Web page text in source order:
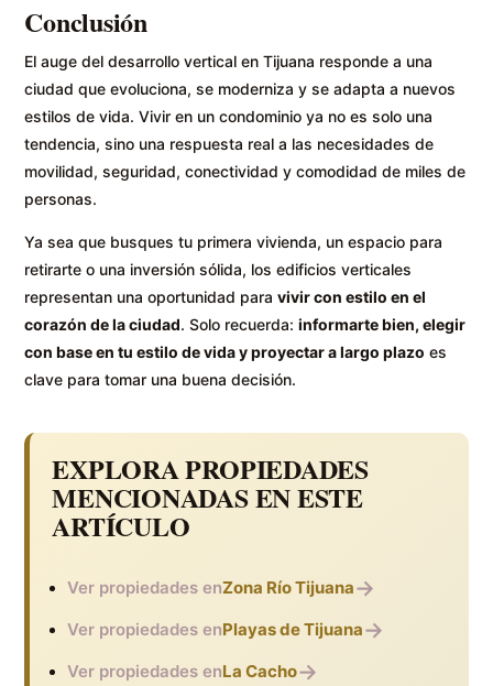
Conclusión
El auge del desarrollo vertical en Tijuana responde a una
ciudad que evoluciona, se moderniza y se adapta a nuevos
estilos de vida. Vivir en un condominio ya no es solo una
tendencia, sino una respuesta real a las necesidades de
movilidad, seguridad, conectividad y comodidad de miles de
personas.
Ya sea que busques tu primera vivienda, un espacio para
retirarte o una inversión sólida, los edificios verticales
representan una oportunidad paravivir con estilo en el
corazón de la ciudad. Solo recuerda:informarte bien, elegir
con base en tu estilo de vida y proyectar a largo plazo es
clave para tomar una buena decisión.
EXPLORA PROPIEDADES
MENCIONADAS EN ESTE
ARTÍCULO
Ver propiedades enZona Río Tijuana→
Ver propiedades enPlayas de Tijuana→
Ver propiedades enLa Cacho→